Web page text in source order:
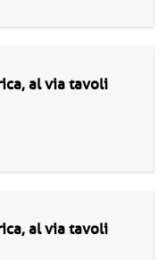
al via tavoli
al via tavoli